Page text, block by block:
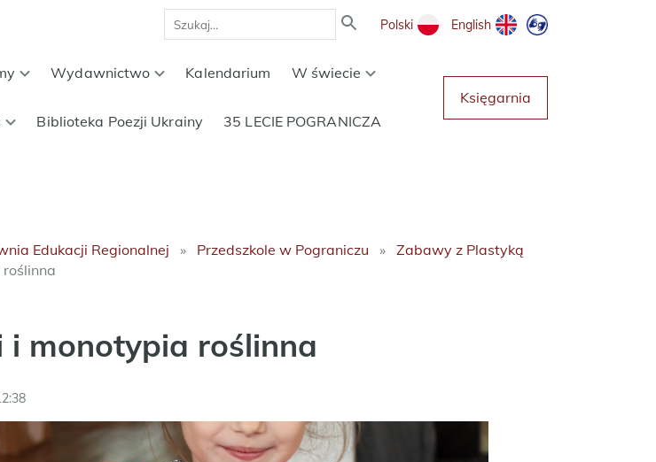
Polski English
Wydawnictwo Kalendarium W świecie
Biblioteka Poezji Ukrainy 35 LECIE POGRANICZA
Księgarnia
Edukacji Regionalnej Przedszkole w Pograniczu
Zabawy z Plastyką
i monotypia roślinna